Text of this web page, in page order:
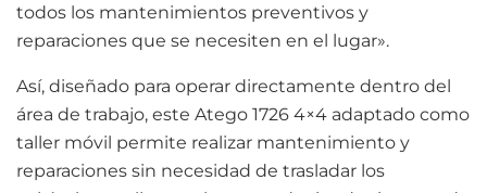
todos los mantenimientos preventivos y
reparaciones que se necesiten en el lugar».
Así, diseñado para operar directamente dentro del
área de trabajo, este Atego 1726 4×4 adaptado como
taller móvil permite realizar mantenimiento y
reparaciones sin necesidad de trasladar los